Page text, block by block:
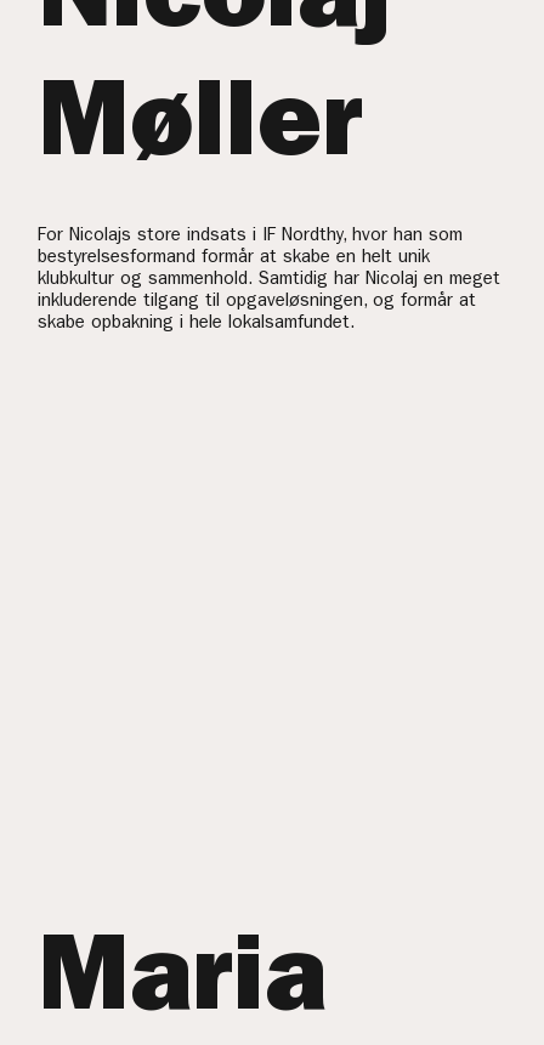
Maria
Møller
For Nicolajs store indsats i IF Nordthy, hvor han som
bestyrelsesformand formår at skabe en helt unik
klubkultur og sammenhold. Samtidig har Nicolaj en meget
inkluderende tilgang til opgaveløsningen, og formår at
skabe opbakning i hele lokalsamfundet.